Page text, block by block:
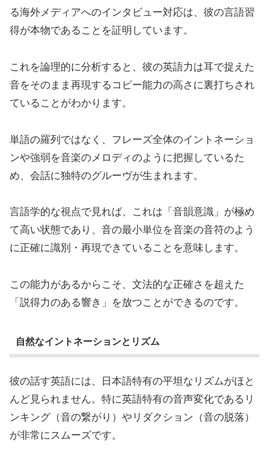
る海外メディアへのインタビュー対応は、彼の言語習
得が本物であることを証明しています。
これを論理的に分析すると、彼の英語力は耳で捉えた
音をそのまま再現するコピー能力の高さに裏打ちされ
ていることがわかります。
単語の羅列ではなく、フレーズ全体のイントネーショ
ンや強弱を音楽のメロディのように把握しているた
め、会話に独特のグルーヴが生まれます。
言語学的な視点で見れば、これは「音韻意識」が極め
て高い状態であり、音の最小単位を音楽の音符のよう
に正確に識別・再現できていることを意味します。
この能力があるからこそ、文法的な正確さを超えた
「説得力のある響き」を放つことができるのです。
自然なイントネーションとリズム
彼の話す英語には、日本語特有の平坦なリズムがほと
んど見られません。特に英語特有の音声変化であるリ
ンキング（音の繋がり）やリダクション（音の脱落）
が非常にスムーズです。